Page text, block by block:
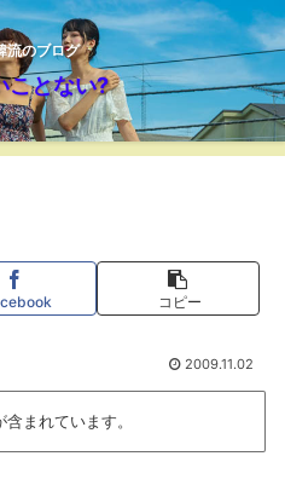
流のブログ
ことない?
コピー
2009.11.02
まれています。